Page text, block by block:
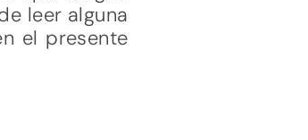
leer alguna
el presente